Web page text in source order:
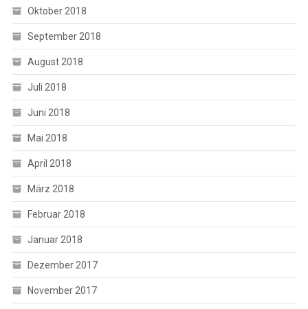
Oktober 2018
September 2018
August 2018
Juli 2018
Juni 2018
Mai 2018
April 2018
März 2018
Februar 2018
Januar 2018
Dezember 2017
November 2017